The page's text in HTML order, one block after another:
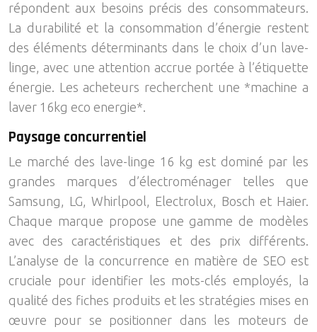
répondent aux besoins précis des consommateurs.
La durabilité et la consommation d’énergie restent
des éléments déterminants dans le choix d’un lave-
linge, avec une attention accrue portée à l’étiquette
énergie. Les acheteurs recherchent une *machine a
laver 16kg eco energie*.
Paysage concurrentiel
Le marché des lave-linge 16 kg est dominé par les
grandes marques d’électroménager telles que
Samsung, LG, Whirlpool, Electrolux, Bosch et Haier.
Chaque marque propose une gamme de modèles
avec des caractéristiques et des prix différents.
L’analyse de la concurrence en matière de SEO est
cruciale pour identifier les mots-clés employés, la
qualité des fiches produits et les stratégies mises en
œuvre pour se positionner dans les moteurs de